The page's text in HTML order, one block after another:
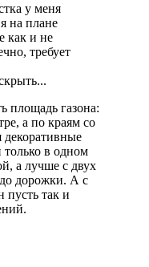
у меня
на плане
как и не
требует
площадь газона:
а по краям со
декоративные
только в одном
а лучше с двух
до дорожки. А с
пусть так и